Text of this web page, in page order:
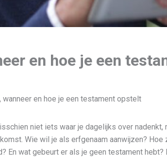
en hoe je een
wanneer en hoe je een testament opstelt
niet iets waar je dagelijks over nadenkt,
Wie wil je als erfgenaam aanwijzen?
En wat gebeurt er als je geen testament